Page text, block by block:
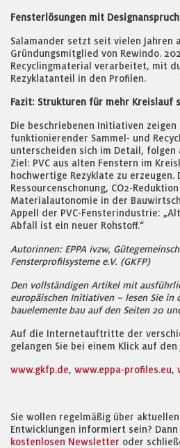
Fensterlösungen mit Designanspruch
Salamander setzt seit vielen Jahren
Gründungsmitglied von Rewindo.
Recyclingmaterial verarbeitet, mit
Rezyklatanteil in den Profilen.
Fazit: Strukturen für mehr Kreislauf
Die beschriebenen Initiativen
funktionierender Sammel- und
unterscheiden sich im Detail, folgen
Ziel: PVC aus alten Fenstern im
hochwertige Rezyklate zu erzeugen.
Ressourcenschonung, CO2-
Materialautonomie in der
Appell der PVC-Fensterindustrie:
Abfall ist ein neuer Rohstoff.“
Autorinnen: EPPA ivzw,
Fensterprofilsysteme e.V. (GKFP)
Den vollständigen Artikel mit
europäischen Initiativen – lesen Sie in
bauelemente bau auf den Seiten 20
Auf die Internetauftritte der
gelangen Sie bei einem Klick auf
www.gkfp.de, www.eppa-profiles.eu,
Sie wollen regelmäßig über
Entwicklungen informiert sein? Dann
kostenlosen Newsletter oder